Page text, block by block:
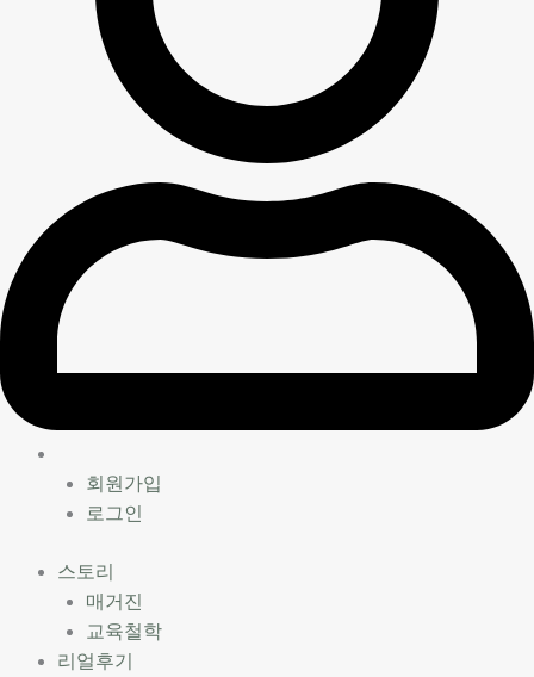
회원가입
로그인
스토리
매거진
교육철학
리얼후기